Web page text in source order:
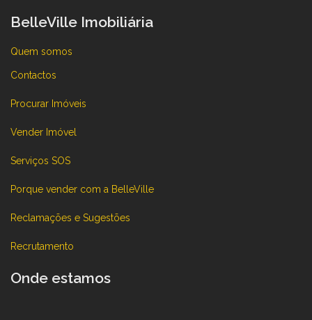
BelleVille Imobiliária
Quem somos
Contactos
Procurar Imóveis
Vender Imóvel
Serviços SOS
Porque vender com a BelleVille
Reclamações e Sugestões
Recrutamento
Onde estamos